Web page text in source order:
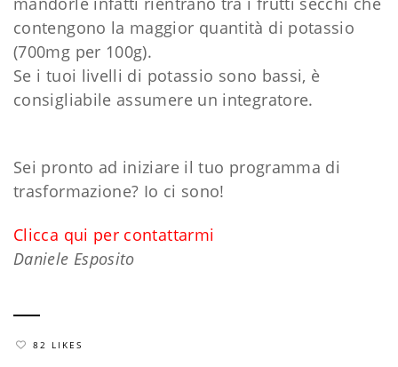
contengono la maggior quantità di potassio
(700mg per 100g).
Se i tuoi livelli di potassio sono bassi, è
consigliabile assumere un integratore.
Sei pronto ad iniziare il tuo programma di
trasformazione? Io ci sono!
Clicca qui per contattarmi
Daniele Esposito
82 LIKES